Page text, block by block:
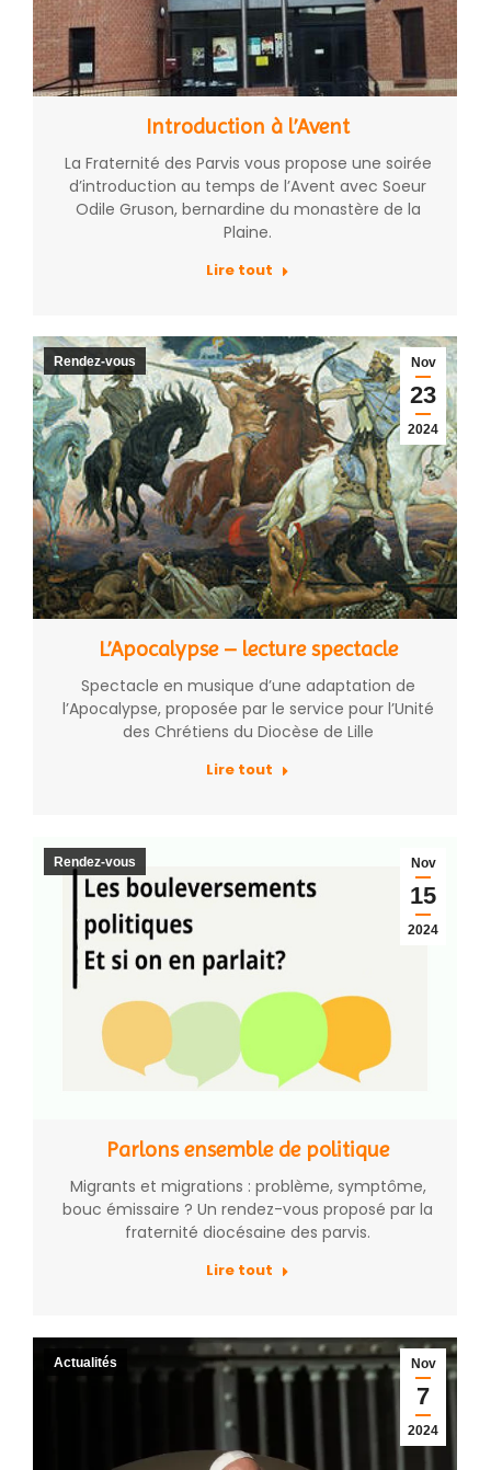
Introduction à l’Avent
La Fraternité des Parvis vous propose une soirée
d’introduction au temps de l’Avent avec Soeur
Odile Gruson, bernardine du monastère de la
Plaine.
Lire tout
Nov
23
2024
Rendez-vous
L’Apocalypse – lecture spectacle
Spectacle en musique d’une adaptation de
l’Apocalypse, proposée par le service pour l’Unité
des Chrétiens du Diocèse de Lille
Lire tout
Nov
15
2024
Rendez-vous
Parlons ensemble de politique
Migrants et migrations : problème, symptôme,
bouc émissaire ? Un rendez-vous proposé par la
fraternité diocésaine des parvis.
Lire tout
Nov
7
2024
Actualités